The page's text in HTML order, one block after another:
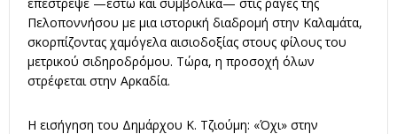
Πελοποννήσου με μια ιστορική διαδρομή στην Καλαμάτα,
σκορπίζοντας χαμόγελα αισιοδοξίας στους φίλους του
μετρικού σιδηροδρόμου. Τώρα, η προσοχή όλων
στρέφεται στην Αρκαδία.
Η εισήγηση του Δημάρχου Κ. Τζιούμη: «Όχι» στην